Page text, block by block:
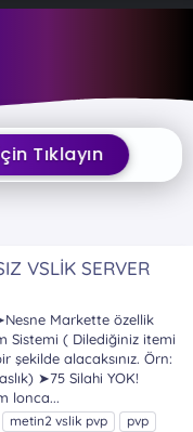
Tıklayın
VSLİK SERVER
Markette özellik
Sistemi ( Dilediğiniz itemi
şekilde alacaksınız. Örn:
➤75 Silahi YOK!
lonca...
metin2 vslik pvp
pvp